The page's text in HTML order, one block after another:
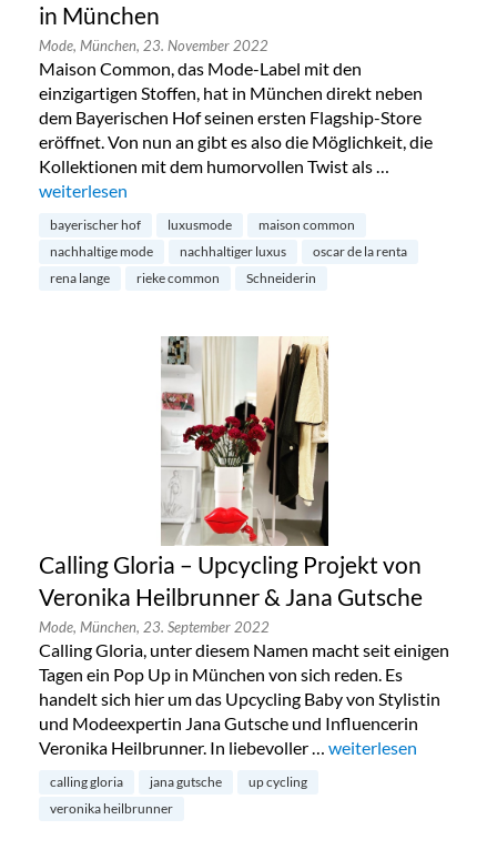
in München
Mode, München, 23. November 2022
Maison Common, das Mode-Label mit den
einzigartigen Stoffen, hat in München direkt neben
dem Bayerischen Hof seinen ersten Flagship-Store
eröffnet. Von nun an gibt es also die Möglichkeit, die
Kollektionen mit dem humorvollen Twist als …
„Maison Commons erster Flagship-Store in München“
weiterlesen
bayerischer hof luxusmode
maison common
nachhaltige mode
nachhaltiger luxus
oscar de la renta
rena lange
rieke common Schneiderin
Calling Gloria – Upcycling Projekt von
Veronika Heilbrunner & Jana Gutsche
Mode, München, 23. September 2022
Calling Gloria, unter diesem Namen macht seit einigen
Tagen ein Pop Up in München von sich reden. Es
handelt sich hier um das Upcycling Baby von Stylistin
und Modeexpertin Jana Gutsche und Influencerin
Veronika Heilbrunner. In liebevoller … „Calling Gloria –
weiterlesen
calling gloria jana gutsche
up cycling
veronika heilbrunner